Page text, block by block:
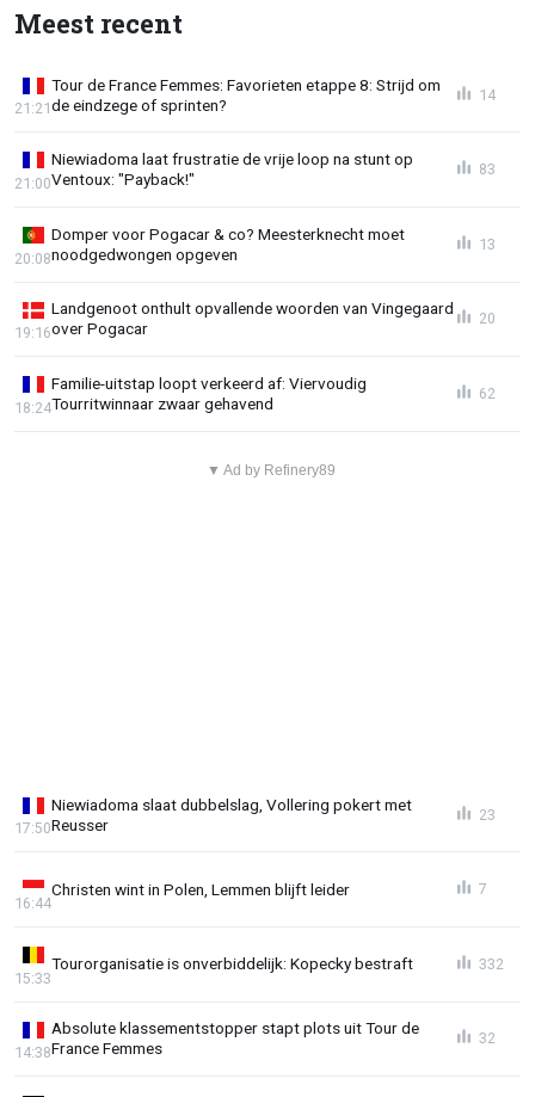
Meest recent
Tour de France Femmes: Favorieten etappe 8: Strijd om
de eindzege of sprinten?
21:21
14
Niewiadoma laat frustratie de vrije loop na stunt op
Ventoux: "Payback!"
21:00
83
Domper voor Pogacar & co? Meesterknecht moet
noodgedwongen opgeven
20:08
13
Landgenoot onthult opvallende woorden van Vingegaard
over Pogacar
19:16
20
Familie-uitstap loopt verkeerd af: Viervoudig
Tourritwinnaar zwaar gehavend
18:24
62
▼ Ad by Refinery89
Niewiadoma slaat dubbelslag, Vollering pokert met
Reusser
17:50
23
Christen wint in Polen, Lemmen blijft leider
16:44
7
Tourorganisatie is onverbiddelijk: Kopecky bestraft
15:33
332
Absolute klassementstopper stapt plots uit Tour de
France Femmes
14:38
32